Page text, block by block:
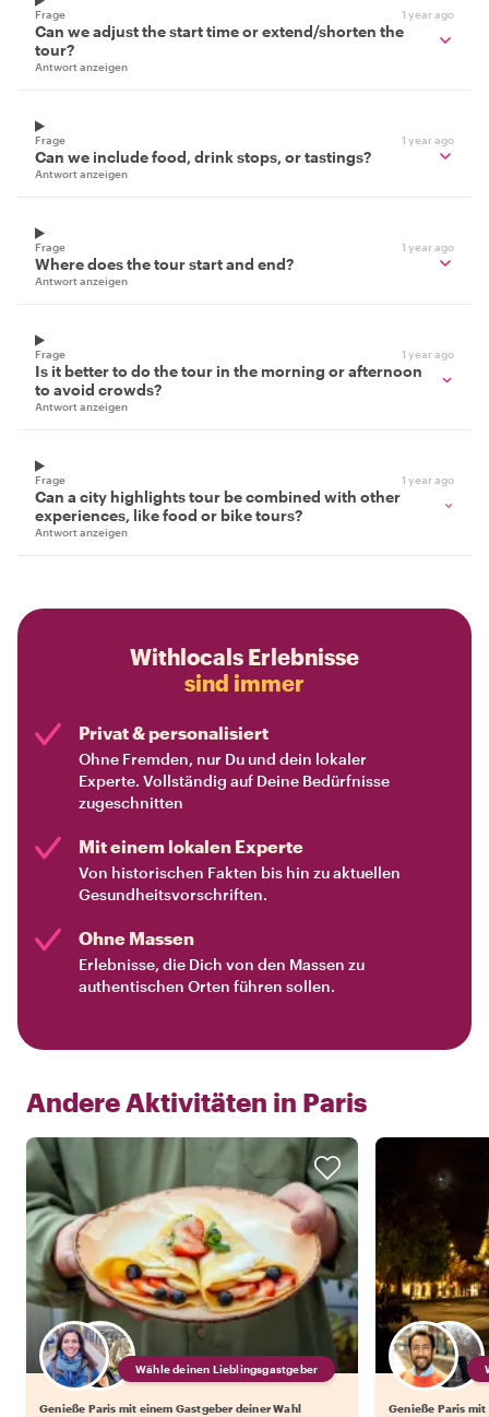
Frage 1 year ago
Can we adjust the start time or extend/shorten the
tour?
Antwort anzeigen
Frage 1 year ago
Can we include food, drink stops, or tastings?
Antwort anzeigen
Frage 1 year ago
Where does the tour start and end?
Antwort anzeigen
Frage 1 year ago
Is it better to do the tour in the morning or afternoon
to avoid crowds?
Antwort anzeigen
Frage 1 year ago
Can a city highlights tour be combined with other
experiences, like food or bike tours?
Antwort anzeigen
Withlocals Erlebnisse
sind immer
Privat & personalisiert
Ohne Fremden, nur Du und dein lokaler
Experte. Vollständig auf Deine Bedürfnisse
zugeschnitten
Mit einem lokalen Experte
Von historischen Fakten bis hin zu aktuellen
Gesundheitsvorschriften.
Ohne Massen
Erlebnisse, die Dich von den Massen zu
authentischen Orten führen sollen.
Andere Aktivitäten in Paris
Wähle deinen Lieblingsgastgeber
Genieße Paris mit einem Gastgeber deiner Wahl Genieße Paris